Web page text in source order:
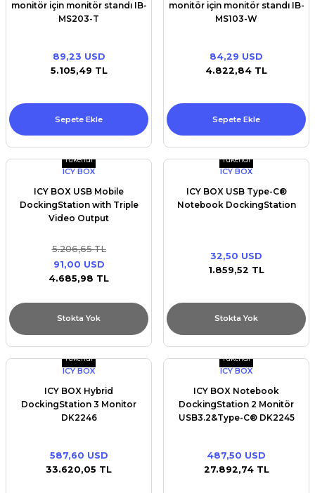
monitör için monitör standı IB-
MS203-T
89,23 USD
5.105,49 TL
Sepete Ekle
monitör için monitör standı IB-
MS103-W
84,29 USD
4.822,84 TL
Sepete Ekle
Tükendi
ICY BOX
ICY BOX USB Mobile
DockingStation with Triple
Video Output
5.206,65 TL
91,00 USD
4.685,98 TL
Stokta Yok
Tükendi
ICY BOX
ICY BOX USB Type-C®
Notebook DockingStation
32,50 USD
1.859,52 TL
Stokta Yok
Tükendi
ICY BOX
ICY BOX Hybrid
DockingStation 3 Monitor
DK2246
587,60 USD
33.620,05 TL
Tükendi
ICY BOX
ICY BOX Notebook
DockingStation 2 Monitör
USB3.2&Type-C® DK2245
487,50 USD
27.892,74 TL